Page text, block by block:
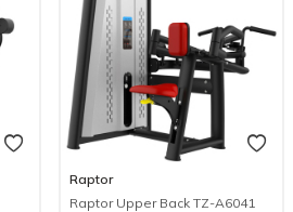
Raptor
Raptor Upper Back TZ-A6041